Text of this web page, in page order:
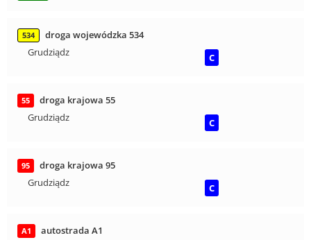
534
droga wojewódzka 534
Grudziądz
C
55
droga krajowa 55
Grudziądz
C
95
droga krajowa 95
Grudziądz
C
A1
autostrada A1